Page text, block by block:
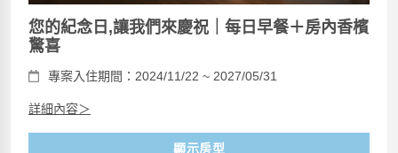
您的紀念日,讓我們來慶祝｜每日早餐＋房內香檳
驚喜
專案入住期間：2024/11/22 ~ 2027/05/31
詳細內容＞
顯示房型